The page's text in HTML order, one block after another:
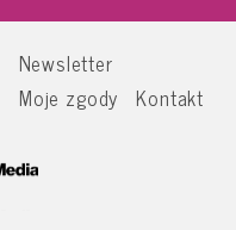
Newsletter
Moje zgody Kontakt